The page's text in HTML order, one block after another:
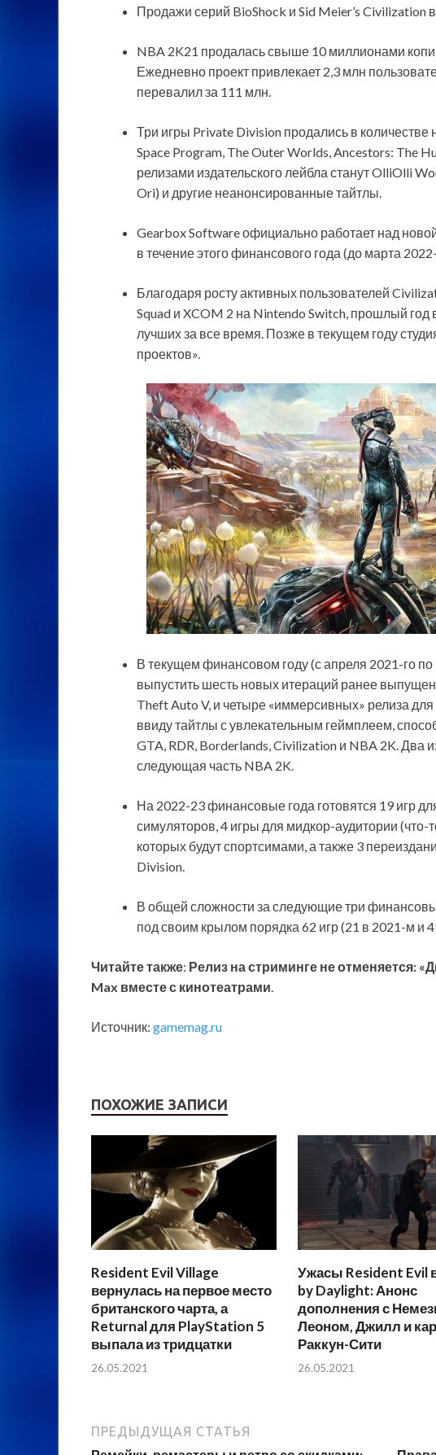
Продажи серий BioShock и Sid Meier’s Civilization
NBA 2K21 продалась свыше 10 миллионами
Ежедневно проект привлекает 2,3 млн
перевалил за 111 млн.
Три игры Private Division продались в
Space Program, The Outer Worlds, Ancestors: The
релизами издательского лейбла станут OlliOlli
Ori) и другие неанонсированные тайтлы.
Gearbox Software официально работает над
в течение этого финансового года (до марта
Благодаря росту активных пользователей
Squad и XCOM 2 на Nintendo Switch, прошлый
лучших за все время. Позже в текущем году
проектов».
В текущем финансовом году (с апреля 2021-го
выпустить шесть новых итераций ранее
Theft Auto V, и четыре «иммерсивных» релиза
ввиду тайтлы с увлекательным геймплеем,
GTA, RDR, Borderlands, Civilization и NBA 2K. Два
следующая часть NBA 2K.
На 2022-23 финансовые года готовятся 19 игр
симуляторов, 4 игры для мидкор-аудитории (что-
которых будут спортсимами, а также 3
Division.
В общей сложности за следующие три
под своим крылом порядка 62 игр (21 в 2021-м и
Читайте также: Релиз на стриминге не отменяется:
Max вместе с кинотеатрами.
Источник: gamemag.ru
ПОХОЖИЕ ЗАПИСИ
Resident Evil Village
вернулась на первое место
британского чарта, а
Returnal для PlayStation 5
выпала из тридцатки
26.05.2021
Ужасы Resident Evil
by Daylight: Анонс
дополнения с
Леоном, Джилл и
Раккун-Сити
26.05.2021
ПРЕДЫДУЩАЯ СТАТЬЯ